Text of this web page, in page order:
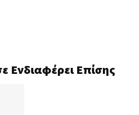
Ενδιαφέρει Επίσης